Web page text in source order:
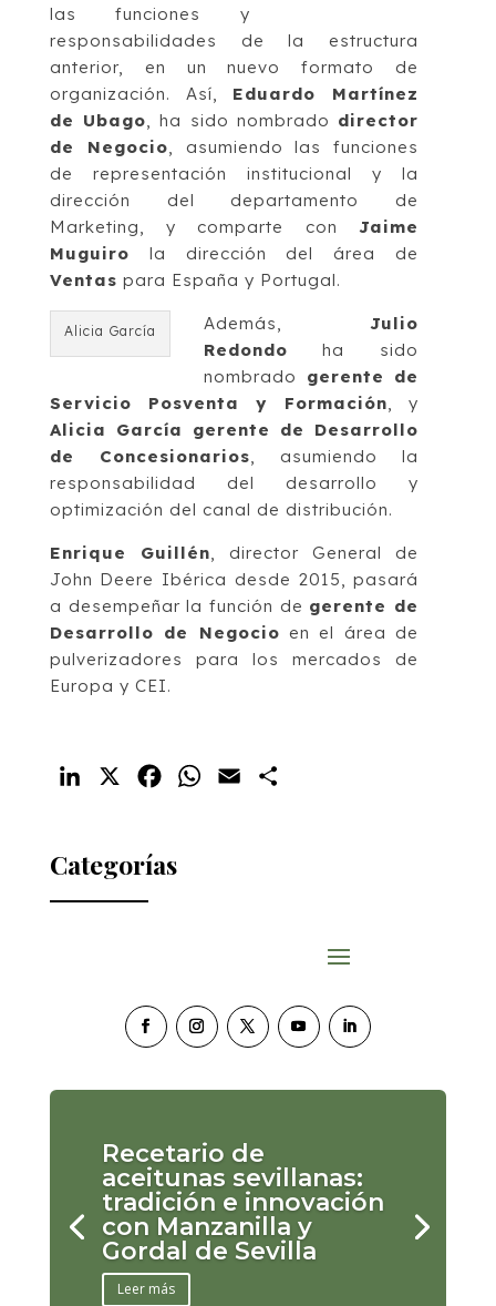
las funciones y
responsabilidades de la estructura
anterior, en un nuevo formato de
organización. Así, Eduardo Martínez
de Ubago, ha sido nombrado director
de Negocio, asumiendo las funciones
de representación institucional y la
dirección del departamento de
Marketing, y comparte conJaime
Muguiro la dirección del área de
Ventas para España y Portugal.
Alicia García Además, Julio
Redondo ha sido
nombrado gerente de
Servicio Posventa y Formación, y
Alicia García
gerente de Desarrollo
de Concesionarios, asumiendo la
responsabilidad del desarrollo y
optimización del canal de distribución.
Enrique Guillén, director General de
John Deere Ibérica desde 2015, pasará
a desempeñar la función de gerente de
Desarrollo de Negocio en el área de
pulverizadores para los mercados de
Europa y CEI.
LinkedIn FacebookWhatsApp
Email
Categorías
Recetario de
aceitunas sevillanas:
tradición e innovación
con Manzanilla y
Gordal de Sevilla
Leer más